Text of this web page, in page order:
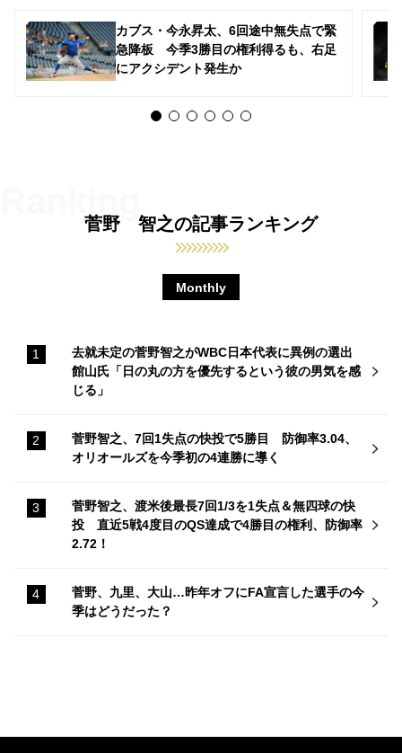
カブス・今永昇太、6回途中無失点で緊
急降板 今季3勝目の権利得るも、右足
にアクシデント発生か
菅野 智之の記事ランキング
Monthly
去就未定の菅野智之がWBC日本代表に異例の選出
館山氏「日の丸の方を優先するという彼の男気を感
じる」
菅野智之、7回1失点の快投で5勝目 防御率3.04、
オリオールズを今季初の4連勝に導く
菅野智之、渡米後最長7回1/3を1失点＆無四球の快
投 直近5戦4度目のQS達成で4勝目の権利、防御率
2.72！
菅野、九里、大山…昨年オフにFA宣言した選手の今
季はどうだった？